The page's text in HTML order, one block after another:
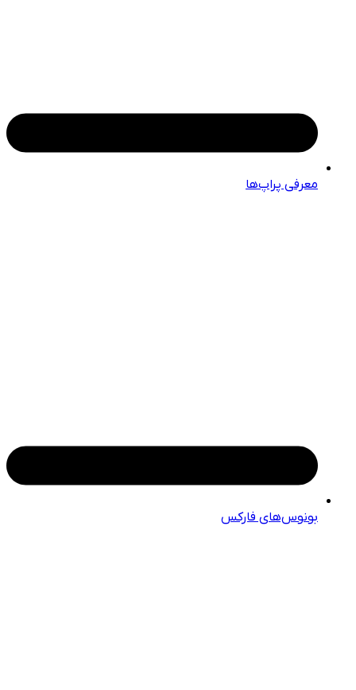
معرفی پراپ‌ها
بونوس‌های فارکس